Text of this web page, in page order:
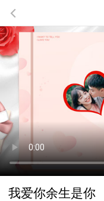
我爱你余生是你